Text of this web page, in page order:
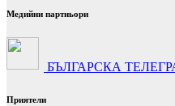
Медийни партньори
БЪЛГАРСКА
Приятели